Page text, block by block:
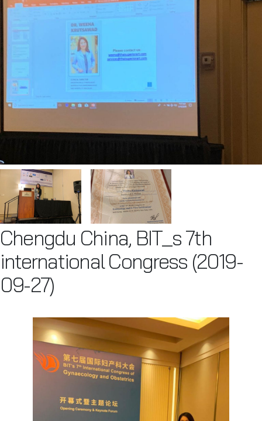
Chengdu China, BIT_s 7th
international Congress (2019-
09-27)